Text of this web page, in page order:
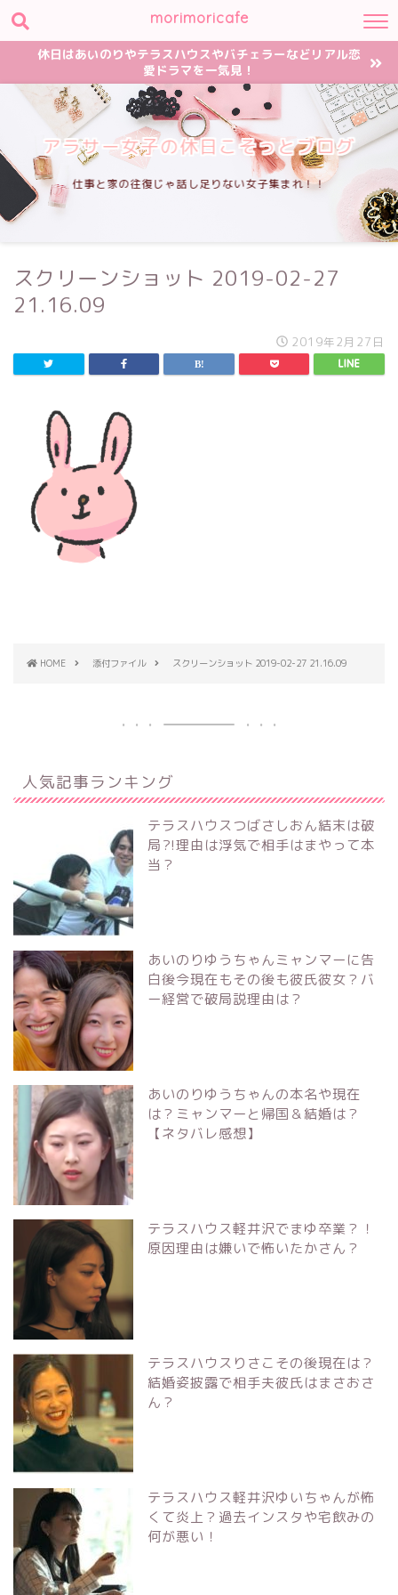
morimoricafe
休日はあいのりやテラスハウスやバチェラーなどリアル恋
愛ドラマを一気見！
アラサー女子の休日こそっとブログ
仕事と家の往復じゃ話し足りない女子集まれ！！
スクリーンショット 2019-02-27
21.16.09
2019年2月27日
HOME 添付ファイル スクリーンショット 2019-02-27 21.16.09
人気記事ランキング
テラスハウスつばさしおん結末は破
局?!理由は浮気で相手はまやって本
当？
あいのりゆうちゃんミャンマーに告
白後今現在もその後も彼氏彼女？バ
ー経営で破局説理由は？
あいのりゆうちゃんの本名や現在
は？ミャンマーと帰国＆結婚は？
【ネタバレ感想】
テラスハウス軽井沢でまゆ卒業？！
原因理由は嫌いで怖いたかさん？
テラスハウスりさこその後現在は？
結婚姿披露で相手夫彼氏はまさおさ
ん？
テラスハウス軽井沢ゆいちゃんが怖
くて炎上？過去インスタや宅飲みの
何が悪い！